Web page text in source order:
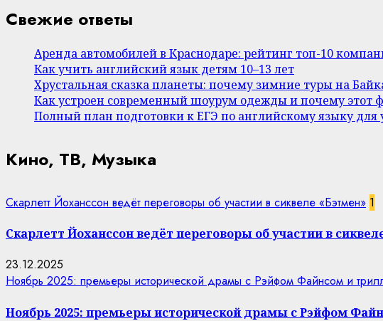
Свежие ответы
Аренда автомобилей в Краснодаре: рейтинг топ-10
Как учить английский язык детям 10–13 лет
Хрустальная сказка планеты: почему зимние туры на
Как устроен современный шоурум одежды и почему этот
Полный план подготовки к ЕГЭ по английскому языку
Кино, ТВ, Музыка
Скарлетт Йоханссон ведёт переговоры об участии в сиквеле «Бэтмен» 1
Скарлетт Йоханссон ведёт переговоры об участии в
23.12.2025
Ноябрь 2025: премьеры исторической драмы с Рэйфом Файнсом и
Ноябрь 2025: премьеры исторической драмы с Рэйфом